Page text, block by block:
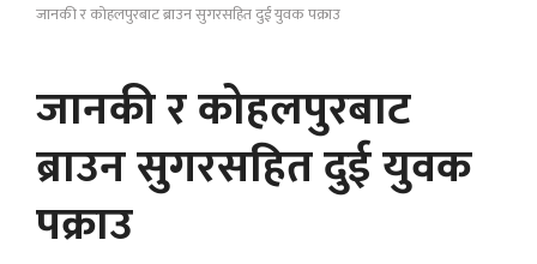
जानकी र कोहलपुरबाट ब्राउन सुगरसहित दुई युवक पक्राउ
जानकी र कोहलपुरबाट
ब्राउन सुगरसहित दुई युवक
पक्राउ